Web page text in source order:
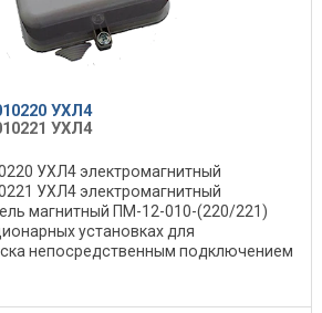
УХЛ4
УХЛ4
УХЛ4 электромагнитный
УХЛ4 электромагнитный
магнитный ПМ-12-010-(220/221)
установках для
непосредственным подключением